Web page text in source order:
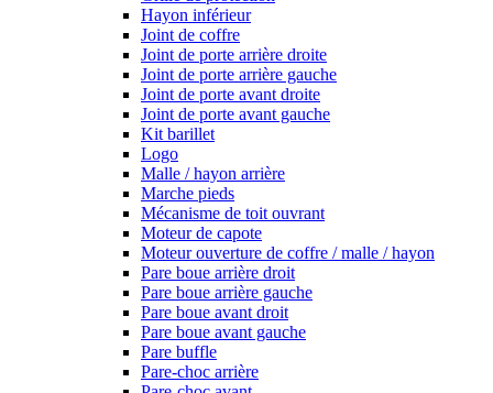
Hayon inférieur
Joint de coffre
Joint de porte arrière droite
Joint de porte arrière gauche
Joint de porte avant droite
Joint de porte avant gauche
Kit barillet
Logo
Malle / hayon arrière
Marche pieds
Mécanisme de toit ouvrant
Moteur de capote
Moteur ouverture de coffre / malle / hayon
Pare boue arrière droit
Pare boue arrière gauche
Pare boue avant droit
Pare boue avant gauche
Pare buffle
Pare-choc arrière